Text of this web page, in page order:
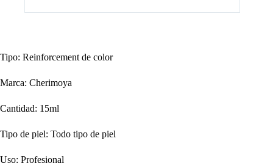
Tipo: Reinforcement de color
Marca: Cherimoya
Cantidad: 15ml
Tipo de piel: Todo tipo de piel
Uso: Profesional